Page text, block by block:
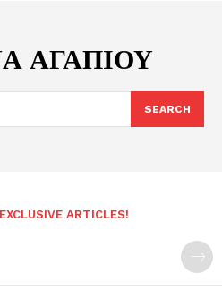
ΑΓΑΠΙΟΥ
SEARCH
ARTICLES!